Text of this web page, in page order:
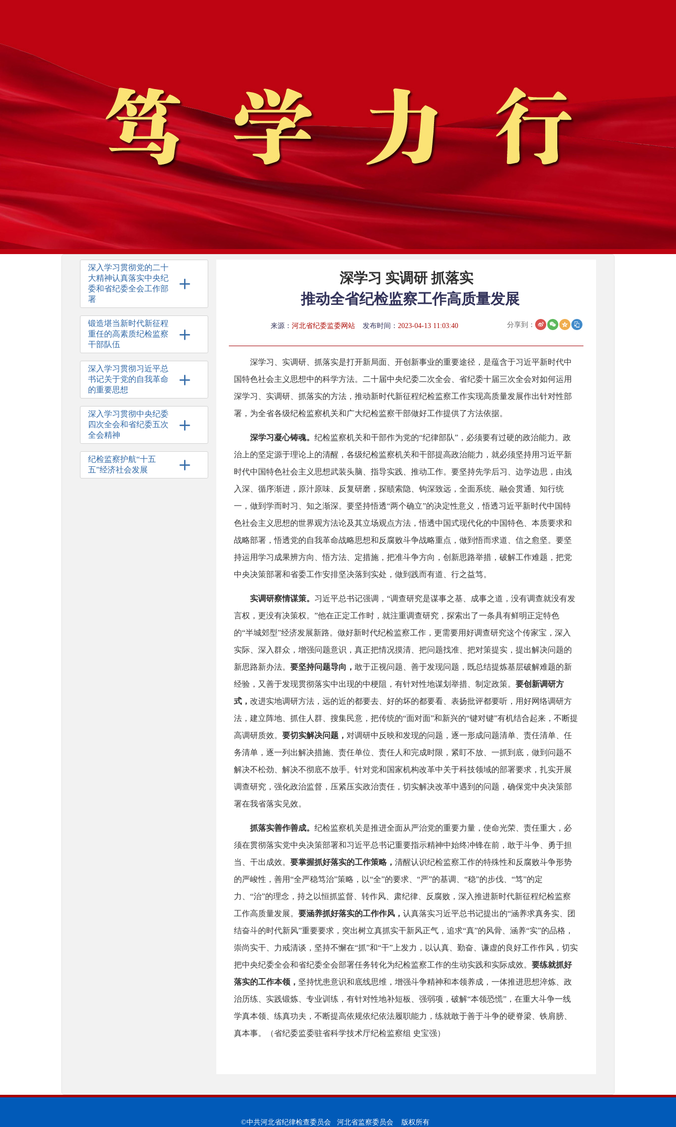
深入学习贯彻党的二十
大精神认真落实中央纪
委和省纪委全会工作部
署
锻造堪当新时代新征程
重任的高素质纪检监察
干部队伍
深入学习贯彻习近平总
书记关于党的自我革命
的重要思想
深入学习贯彻中央纪委
四次全会和省纪委五次
全会精神
纪检监察护航“十五
五”经济社会发展
深学习 实调研 抓落实
推动全省纪检监察工作高质量发展
来源： 河北省纪委监委网站 发布时间： 2023-04-13 11:03:40 分享到：
深学习、实调研、抓落实是打开新局面、开创新事业的重要途径，是蕴含于习近平新时代中
国特色社会主义思想中的科学方法。二十届中央纪委二次全会、省纪委十届三次全会对如何运用
深学习、实调研、抓落实的方法，推动新时代新征程纪检监察工作实现高质量发展作出针对性部
署，为全省各级纪检监察机关和广大纪检监察干部做好工作提供了方法依据。
深学习凝心铸魂。 纪检监察机关和干部作为党的“纪律部队”，必须要有过硬的政治能力。政
治上的坚定源于理论上的清醒，各级纪检监察机关和干部提高政治能力，就必须坚持用习近平新
时代中国特色社会主义思想武装头脑、指导实践、推动工作。要坚持先学后习、边学边思，由浅
入深、循序渐进，原汁原味、反复研磨，探赜索隐、钩深致远，全面系统、融会贯通、知行统
一，做到学而时习、知之渐深。要坚持悟透“两个确立”的决定性意义，悟透习近平新时代中国特
色社会主义思想的世界观方法论及其立场观点方法，悟透中国式现代化的中国特色、本质要求和
战略部署，悟透党的自我革命战略思想和反腐败斗争战略重点，做到悟而求道、信之愈坚。要坚
持运用学习成果辨方向、悟方法、定措施，把准斗争方向，创新思路举措，破解工作难题，把党
中央决策部署和省委工作安排坚决落到实处，做到践而有道、行之益笃。
实调研察情谋策。 习近平总书记强调，“调查研究是谋事之基、成事之道，没有调查就没有发
言权，更没有决策权。”他在正定工作时，就注重调查研究，探索出了一条具有鲜明正定特色
的“半城郊型”经济发展新路。做好新时代纪检监察工作，更需要用好调查研究这个传家宝，深入
实际、深入群众，增强问题意识，真正把情况摸清、把问题找准、把对策提实，提出解决问题的
新思路新办法。 要坚持问题导向， 敢于正视问题、善于发现问题，既总结提炼基层破解难题的新
经验，又善于发现贯彻落实中出现的中梗阻，有针对性地谋划举措、制定政策。 要创新调研方
式， 改进实地调研方法，远的近的都要去、好的坏的都要看、表扬批评都要听，用好网络调研方
法，建立阵地、抓住人群、搜集民意，把传统的“面对面”和新兴的“键对键”有机结合起来，不断提
高调研质效。 要切实解决问题， 对调研中反映和发现的问题，逐一形成问题清单、责任清单、任
务清单，逐一列出解决措施、责任单位、责任人和完成时限，紧盯不放、一抓到底，做到问题不
解决不松劲、解决不彻底不放手。针对党和国家机构改革中关于科技领域的部署要求，扎实开展
调查研究，强化政治监督，压紧压实政治责任，切实解决改革中遇到的问题，确保党中央决策部
署在我省落实见效。
抓落实善作善成。 纪检监察机关是推进全面从严治党的重要力量，使命光荣、责任重大，必
须在贯彻落实党中央决策部署和习近平总书记重要指示精神中始终冲锋在前，敢于斗争、勇于担
当、干出成效。 要掌握抓好落实的工作策略， 清醒认识纪检监察工作的特殊性和反腐败斗争形势
的严峻性，善用“全严稳笃治”策略，以“全”的要求、“严”的基调、“稳”的步伐、“笃”的定
力、“治”的理念，持之以恒抓监督、转作风、肃纪律、反腐败，深入推进新时代新征程纪检监察
工作高质量发展。 要涵养抓好落实的工作作风， 认真落实习近平总书记提出的“涵养求真务实、团
结奋斗的时代新风”重要要求，突出树立真抓实干新风正气，追求“真”的风骨、涵养“实”的品格，
崇尚实干、力戒清谈，坚持不懈在“抓”和“干”上发力，以认真、勤奋、谦虚的良好工作作风，切实
把中央纪委全会和省纪委全会部署任务转化为纪检监察工作的生动实践和实际成效。 要练就抓好
落实的工作本领， 坚持忧患意识和底线思维，增强斗争精神和本领养成，一体推进思想淬炼、政
治历练、实践锻炼、专业训练，有针对性地补短板、强弱项，破解“本领恐慌”，在重大斗争一线
学真本领、练真功夫，不断提高依规依纪依法履职能力，练就敢于善于斗争的硬脊梁、铁肩膀、
真本事。（省纪委监委驻省科学技术厅纪检监察组 史宝强）
©中共河北省纪律检查委员会 河北省监察委员会 版权所有